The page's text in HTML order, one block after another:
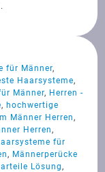
für Männer,
Haarsysteme,
Männer, Herren -
,hochwertige
Männer Herren,
Herren,
für
, Männerperücke
Lösung,